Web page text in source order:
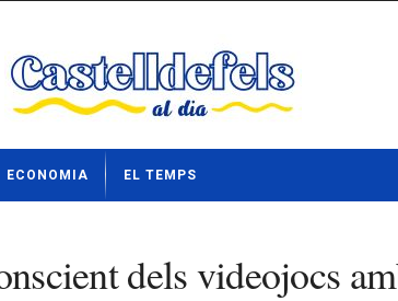
ECONOMIA EL TEMPS
dels videojocs